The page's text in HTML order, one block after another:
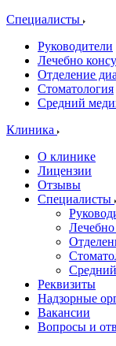
Специалисты
Руководители
Лечебно
Отделение
Стоматология
Средний
Клиника
О клинике
Лицензии
Отзывы
Специалисты
Лечебно
Реквизиты
Надзорные
Вакансии
Вопросы и